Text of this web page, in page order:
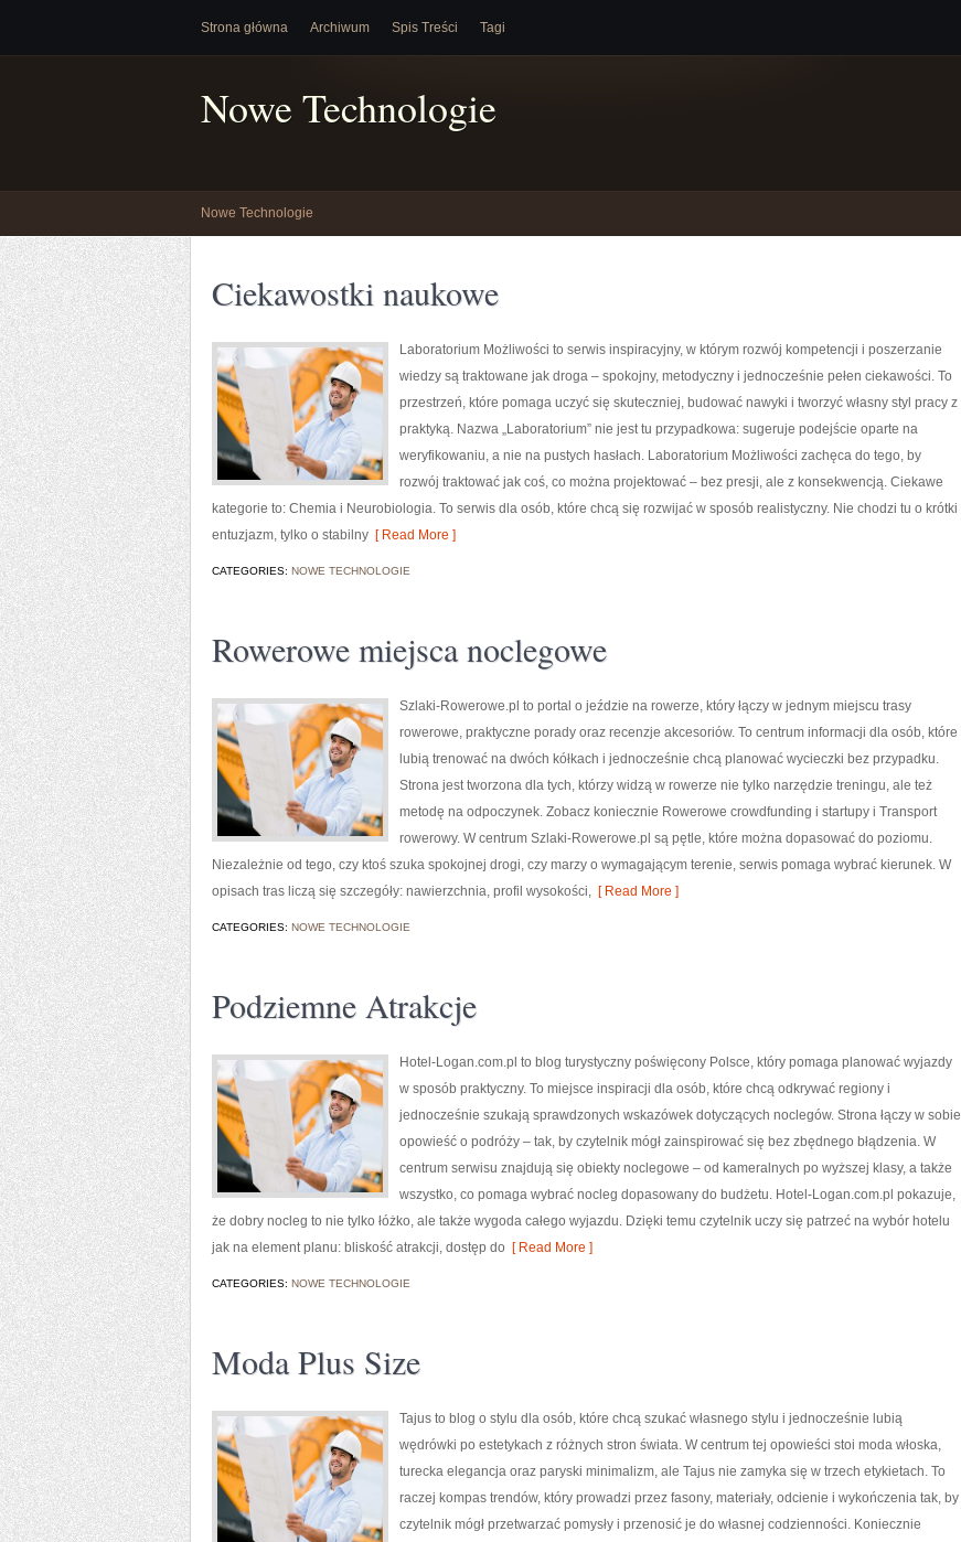
Strona główna Archiwum Spis Treści Tagi
Nowe Technologie
Nowe Technologie
Ciekawostki naukowe
Laboratorium Możliwości to serwis inspiracyjny, w którym rozwój kompetencji i poszerzanie
wiedzy są traktowane jak droga – spokojny, metodyczny i jednocześnie pełen ciekawości. To
przestrzeń, które pomaga uczyć się skuteczniej, budować nawyki i tworzyć własny styl pracy z
praktyką. Nazwa „Laboratorium” nie jest tu przypadkowa: sugeruje podejście oparte na
weryfikowaniu, a nie na pustych hasłach. Laboratorium Możliwości zachęca do tego, by
rozwój traktować jak coś, co można projektować – bez presji, ale z konsekwencją. Ciekawe
kategorie to: Chemia i Neurobiologia. To serwis dla osób, które chcą się rozwijać w sposób realistyczny. Nie chodzi tu o krótki
entuzjazm, tylko o stabilny [ Read More ]
CATEGORIES: NOWE TECHNOLOGIE
Rowerowe miejsca noclegowe
Szlaki-Rowerowe.pl to portal o jeździe na rowerze, który łączy w jednym miejscu trasy
rowerowe, praktyczne porady oraz recenzje akcesoriów. To centrum informacji dla osób, które
lubią trenować na dwóch kółkach i jednocześnie chcą planować wycieczki bez przypadku.
Strona jest tworzona dla tych, którzy widzą w rowerze nie tylko narzędzie treningu, ale też
metodę na odpoczynek. Zobacz koniecznie Rowerowe crowdfunding i startupy i Transport
rowerowy. W centrum Szlaki-Rowerowe.pl są pętle, które można dopasować do poziomu.
Niezależnie od tego, czy ktoś szuka spokojnej drogi, czy marzy o wymagającym terenie, serwis pomaga wybrać kierunek. W
opisach tras liczą się szczegóły: nawierzchnia, profil wysokości, [ Read More ]
CATEGORIES: NOWE TECHNOLOGIE
Podziemne Atrakcje
Hotel-Logan.com.pl to blog turystyczny poświęcony Polsce, który pomaga planować wyjazdy
w sposób praktyczny. To miejsce inspiracji dla osób, które chcą odkrywać regiony i
jednocześnie szukają sprawdzonych wskazówek dotyczących noclegów. Strona łączy w sobie
opowieść o podróży – tak, by czytelnik mógł zainspirować się bez zbędnego błądzenia. W
centrum serwisu znajdują się obiekty noclegowe – od kameralnych po wyższej klasy, a także
wszystko, co pomaga wybrać nocleg dopasowany do budżetu. Hotel-Logan.com.pl pokazuje,
że dobry nocleg to nie tylko łóżko, ale także wygoda całego wyjazdu. Dzięki temu czytelnik uczy się patrzeć na wybór hotelu
jak na element planu: bliskość atrakcji, dostęp do [ Read More ]
CATEGORIES: NOWE TECHNOLOGIE
Moda Plus Size
Tajus to blog o stylu dla osób, które chcą szukać własnego stylu i jednocześnie lubią
wędrówki po estetykach z różnych stron świata. W centrum tej opowieści stoi moda włoska,
turecka elegancja oraz paryski minimalizm, ale Tajus nie zamyka się w trzech etykietach. To
raczej kompas trendów, który prowadzi przez fasony, materiały, odcienie i wykończenia tak, by
czytelnik mógł przetwarzać pomysły i przenosić je do własnej codzienności. Koniecznie